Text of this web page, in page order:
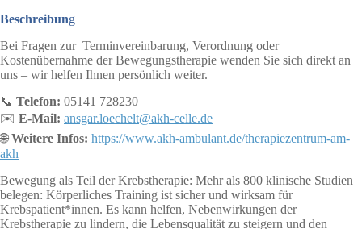
Beschreibung
Bei Fragen zur Terminvereinbarung, Verordnung oder
Kostenübernahme der Bewegungstherapie wenden Sie sich direkt an
uns – wir helfen Ihnen persönlich weiter.
📞 Telefon: 05141 728230
✉️ E-Mail: ansgar.loechelt@akh-celle.de
🌐Weitere Infos: https://www.akh-ambulant.de/therapiezentrum-am-
akh
Bewegung als Teil der Krebstherapie: Mehr als 800 klinische Studien
belegen: Körperliches Training ist sicher und wirksam für
Krebspatient*innen. Es kann helfen, Nebenwirkungen der
Krebstherapie zu lindern, die Lebensqualität zu steigern und den